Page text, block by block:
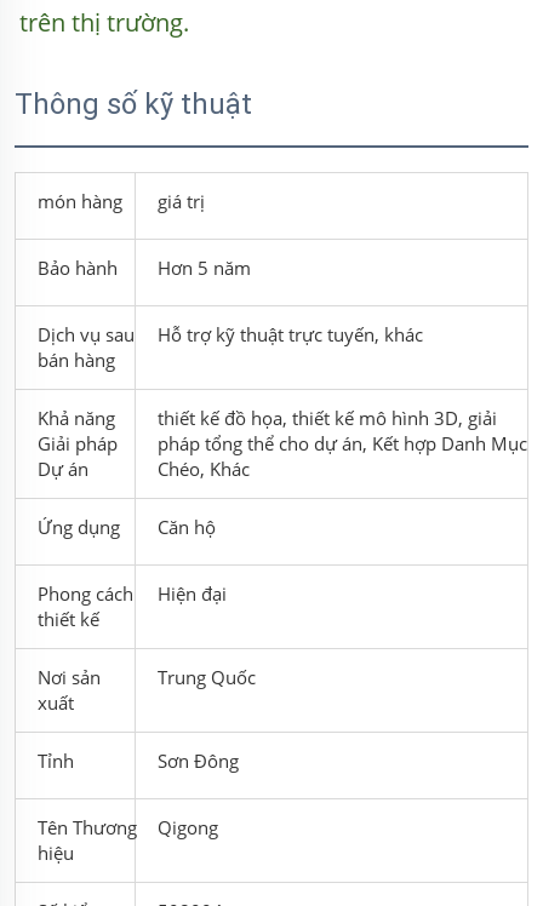
trên thị trường.
Thông số kỹ thuật
món hàng giá trị
Bảo hành Hơn 5 năm
Dịch vụ sau
bán hàng
Hỗ trợ kỹ thuật trực tuyến, khác
Khả năng
Giải pháp
Dự án
thiết kế đồ họa, thiết kế mô hình 3D, giải
pháp tổng thể cho dự án, Kết hợp Danh Mục
Chéo, Khác
Ứng dụng Căn hộ
Phong cách
thiết kế
Hiện đại
Nơi sản
xuất
Trung Quốc
Tỉnh Sơn Đông
Tên Thương
hiệu
Qigong